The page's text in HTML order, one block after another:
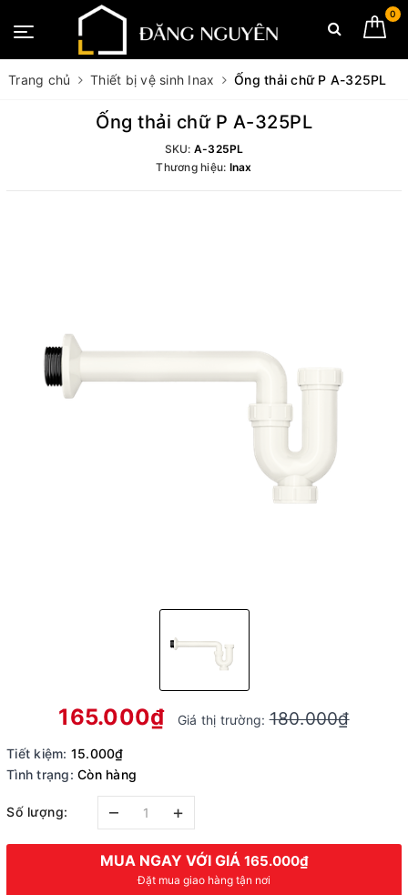
0
Trang chủ Thiết bị vệ sinh Inax Ống thải chữ P A-325PL
Ống thải chữ P A-325PL
SKU: A-325PL
Thương hiệu: Inax
165.000₫ Giá thị trường:180.000₫
Tiết kiệm: 15.000₫
Tình trạng: Còn hàng
Số lượng: – +
MUA NGAY VỚI GIÁ 165.000₫
Đặt mua giao hàng tận nơi